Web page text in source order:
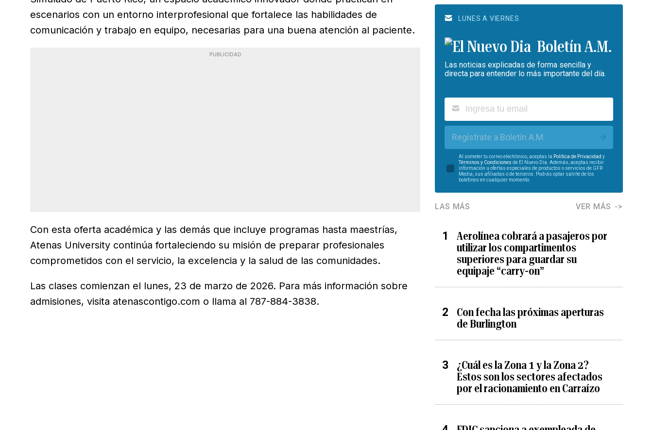
escenarios con un entorno interprofesional que fortalece las habilidades de
comunicación y trabajo en equipo, necesarias para una buena atención al paciente.
PUBLICIDAD
Con esta oferta académica y las demás que incluye programas hasta maestrías,
Atenas University continúa fortaleciendo su misión de preparar profesionales
comprometidos con el servicio, la excelencia y la salud de las comunidades.
Las clases comienzan el lunes, 23 de marzo de 2026. Para más información sobre
admisiones, visita atenascontigo.com o llama al 787-884-3838.
LUNES A VIERNES
Boletín A.M.
Las noticias explicadas de forma sencilla y
directa para entender lo más importante del día.
Regístrate a Boletín A.M.
Al someter tu correo electrónico, aceptas la Política de Privacidad y
Términos y Condiciones de El Nuevo Día. Además, aceptas recibir
información u ofertas especiales de productos o servicios de GFR
Media, sus afiliadas o de terceros. Podrás optar salirte de los
boletines en cualquier momento.
LAS MÁS VER MÁS
Aerolínea cobrará a pasajeros por
utilizar los compartimentos
superiores para guardar su
equipaje “carry-on”
Con fecha las próximas aperturas
de Burlington
¿Cuál es la Zona 1 y la Zona 2?
Estos son los sectores afectados
por el racionamiento en Carraízo